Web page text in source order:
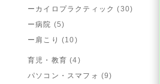
ーカイロプラクティック (30)
ー病院 (5)
ー肩こり (10)
育児・教育 (4)
パソコン・スマフォ (9)